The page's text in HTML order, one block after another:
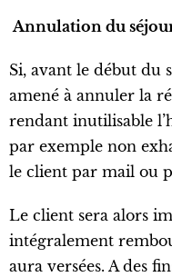
Annulation du
Si, avant le début du
amené à annuler la
rendant inutilisable
par exemple non
le client par mail ou
Le client sera alors
intégralement
aura versées. A des